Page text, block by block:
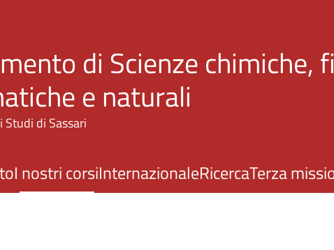
di Scienze chimiche,
e naturali
di Sassari
I nostri corsiInternazionaleRicercaTerza